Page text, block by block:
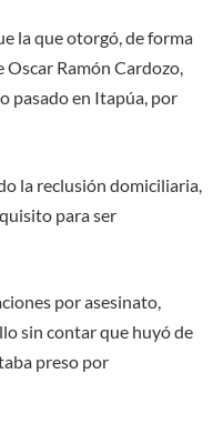
la que otorgó, de forma
Ramón Cardozo,
pasado en Itapúa, por
la reclusión domiciliaria,
para ser
por asesinato,
sin contar que huyó de
preso por